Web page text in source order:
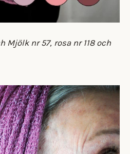
Mjölk nr 57, rosa nr 118 och